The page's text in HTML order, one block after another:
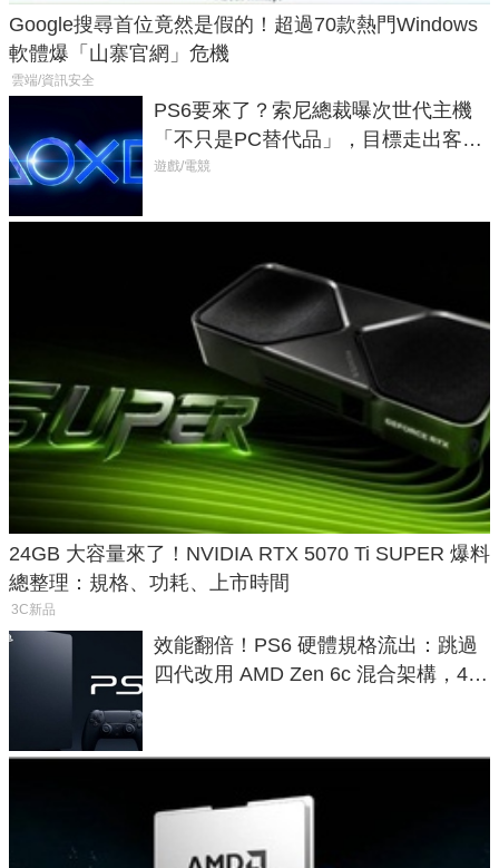
Google搜尋首位竟然是假的！超過70款熱門Windows
軟體爆「山寨官網」危機
雲端/資訊安全
PS6要來了？索尼總裁曝次世代主機
「不只是PC替代品」，目標走出客
廳、進軍電競桌面
遊戲/電競
24GB 大容量來了！NVIDIA RTX 5070 Ti SUPER 爆料
總整理：規格、功耗、上市時間
3C新品
效能翻倍！PS6 硬體規格流出：跳過
四代改用 AMD Zen 6c 混合架構，4K